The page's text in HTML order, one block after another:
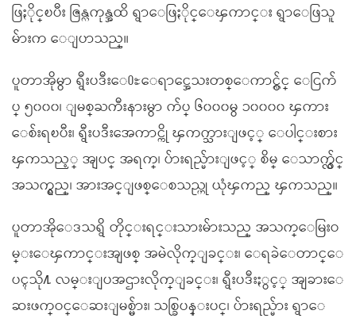
ဖြႏိုင္ၿပီး ဇြန္လကုန္အထိ ရွာေဖြႏိုင္ေၾကာင္း ရွာေဖြသူ
မ်ားက ေျပာသည္။
ပူတာအိုမွာ ရွီးပဒီးေ႐ႊေရာင္အေသးတစ္ေကာင္လွ်င္ ေငြက်
ပ္ ၅၀၀၀၊ ျမစ္ႀကီးနားမွာ က်ပ္ ၆၀၀၀မွ ၁၀၀၀၀ ၾကား
ေစ်းရၿပီး၊ ရွီးပဒီးအေကာင္ကို ၾကက္သားျဖင့္ ေပါင္းစား
ၾကသည့္ အျပင္ အရက္၊ ပ်ားရည္မ်ားျဖင့္ စိမ္ ေသာက္လွ်င္
အသက္ရွည္၊ အားအင္ျဖစ္ေစသည္ဟု ယုံၾကည္ ၾကသည္။
ပူတာအိုေဒသရွိ တိုင္းရင္းသားမ်ားသည္ အသက္ေမြးဝ
မ္းေၾကာင္းအျဖစ္ အမဲလိုက္ျခင္း၊ ေရခဲေတာင္ေ
ပၚသို႔ လမ္းျပအဌားလိုက္ျခင္း၊ ရွီးပဒီးႏွင့္ အျခားေ
ဆးဖက္ဝင္ေဆးျမစ္မ်ား၊ သစ္ခြပန္းပင္၊ ပ်ားရည္မ်ား ရွာေ